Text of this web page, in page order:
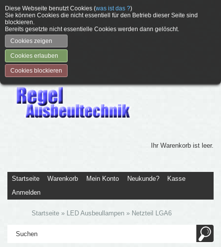
Diese Webseite benutzt Cookies (was ist das ?)
Sie können Cookies die nicht essentiell für den Betrieb dieser Seite sind
blockieren.
Bereits gesetzte nicht essentielle Cookies werden dann gelöscht.
Cookies zeigen
Cookies erlauben
Cookies blockieren
Ihr Warenkorb ist leer.
Startseite Warenkorb Mein Konto Neukunde?
Kasse
Anmelden
Startseite » LED Ausbeullampen » Netzteil LGA6